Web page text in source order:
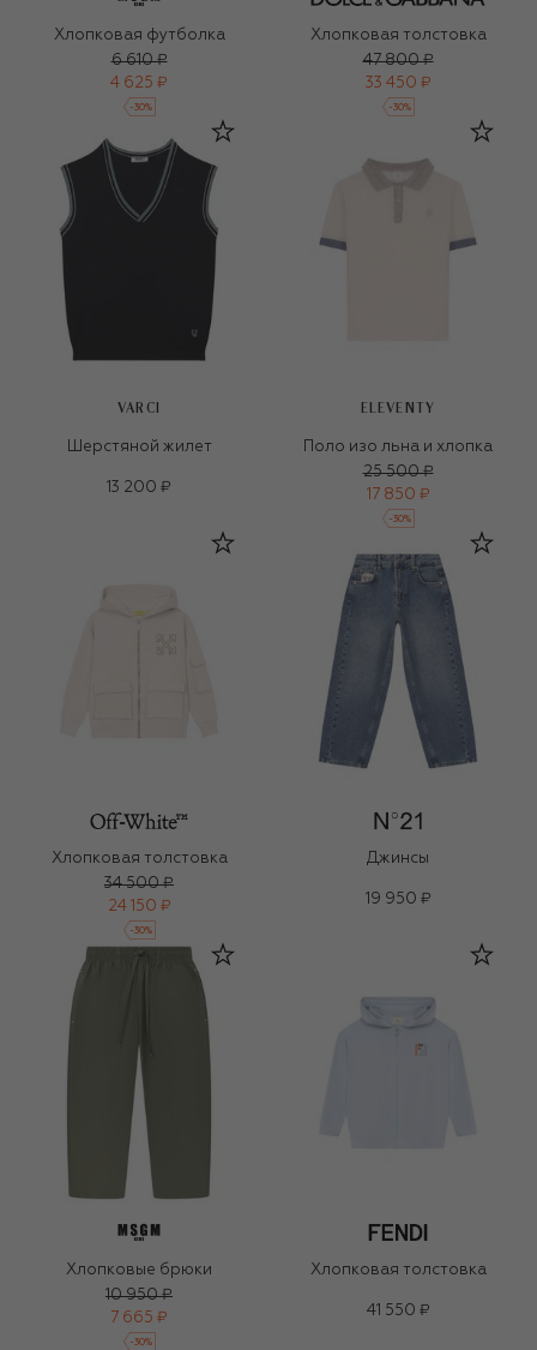
Хлопковая футболка
6 610 ₽
4 625 ₽
-30%
Хлопковая толстовка
47 800 ₽
33 450 ₽
-30%
VARCI
Шерстяной жилет
13 200 ₽
ELEVENTY
Поло изо льна и хлопка
25 500 ₽
17 850 ₽
-30%
Хлопковая толстовка
34 500 ₽
24 150 ₽
-30%
Джинсы
19 950 ₽
Хлопковые брюки
10 950 ₽
7 665 ₽
-30%
Хлопковая толстовка
41 550 ₽